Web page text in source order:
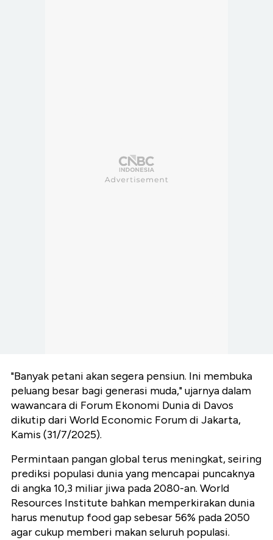
"Banyak petani akan segera pensiun. Ini membuka
peluang besar bagi generasi muda," ujarnya dalam
wawancara di Forum Ekonomi Dunia di Davos
dikutip dari World Economic Forum di Jakarta,
Kamis (31/7/2025).
Permintaan pangan global terus meningkat, seiring
prediksi populasi dunia yang mencapai puncaknya
di angka 10,3 miliar jiwa pada 2080-an. World
Resources Institute bahkan memperkirakan dunia
harus menutup food gap sebesar 56% pada 2050
agar cukup memberi makan seluruh populasi.